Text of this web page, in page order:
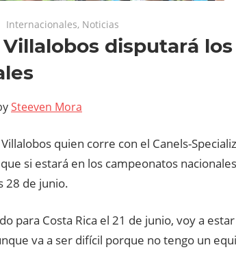
Internacionales, Noticias
Villalobos disputará
Steeven Mora
quien corre con el Canels-
que si estará en los campeonatos
28 de junio.
para Costa Rica el 21 de junio, voy a
va a ser difícil porque no tengo un